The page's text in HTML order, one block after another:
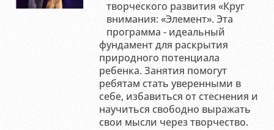
творческого развития «Круг
внимания: «Элемент». Эта
программа - идеальный
фундамент для раскрытия
природного потенциала
ребенка. Занятия помогут
ребятам стать уверенными в
себе, избавиться от стеснения и
научиться свободно выражать
свои мысли через творчество.